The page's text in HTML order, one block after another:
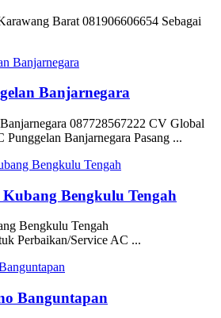
Barat 081906606654 Sebagai
Banjarnegara
087728567222 CV Global
Banjarnegara Pasang ...
Bengkulu Tengah
Bengkulu Tengah
Perbaikan/Service AC ...
Banguntapan